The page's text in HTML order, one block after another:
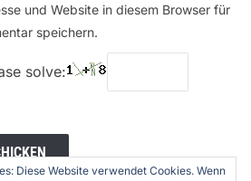
und Website in diesem Browser für
speichern.
solve:
Diese Website verwendet Cookies. Wenn